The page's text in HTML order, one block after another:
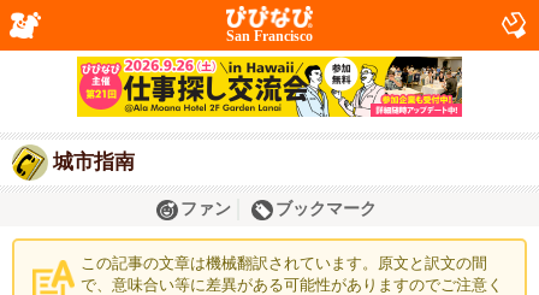
San Francisco
城市指南
ファン ブックマーク
この記事の文章は機械翻訳されています。原文と訳文の間
で、意味合い等に差異がある可能性がありますのでご注意く